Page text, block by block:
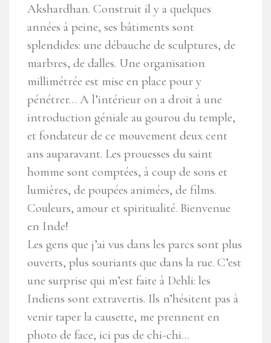
Akshardhan. Construit il y a quelques
années à peine, ses bâtiments sont
splendides: une débauche de sculptures, de
marbres, de dalles. Une organisation
millimétrée est mise en place pour y
pénétrer… A l’intérieur on a droit à une
introduction géniale au gourou du temple,
et fondateur de ce mouvement deux cent
ans auparavant. Les prouesses du saint
homme sont comptées, à coup de sons et
lumières, de poupées animées, de films.
Couleurs, amour et spiritualité. Bienvenue
en Inde!
Les gens que j’ai vus dans les parcs sont plus
ouverts, plus souriants que dans la rue. C’est
une surprise qui m’est faite à Dehli: les
Indiens sont extravertis. Ils n’hésitent pas à
venir taper la causette, me prennent en
photo de face, ici pas de chi-chi…